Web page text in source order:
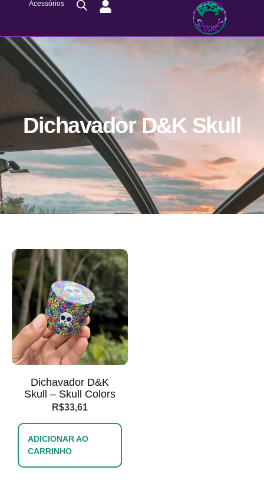
Acessórios
Dichavador D&k Skull
Dichavador D&K
Skull – Skull Colors
R$33,61
ADICIONAR AO
CARRINHO